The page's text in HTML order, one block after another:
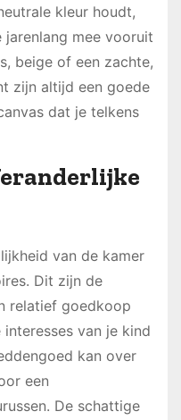
kleur houdt,
jarenlang mee vooruit
beige of een zachte,
zijn altijd een goede
dat je telkens
van de kamer
Dit zijn de
relatief goedkoop
van je kind
kan over
een
De schattige